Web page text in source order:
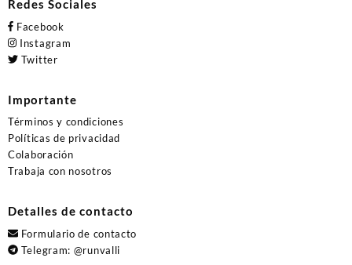
Redes Sociales
Facebook
Instagram
Twitter
Importante
Términos y condiciones
Políticas de privacidad
Colaboración
Trabaja con nosotros
Detalles de contacto
Formulario de contacto
Telegram: @runvalli